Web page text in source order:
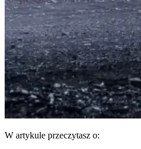
W artykule przeczytasz o: